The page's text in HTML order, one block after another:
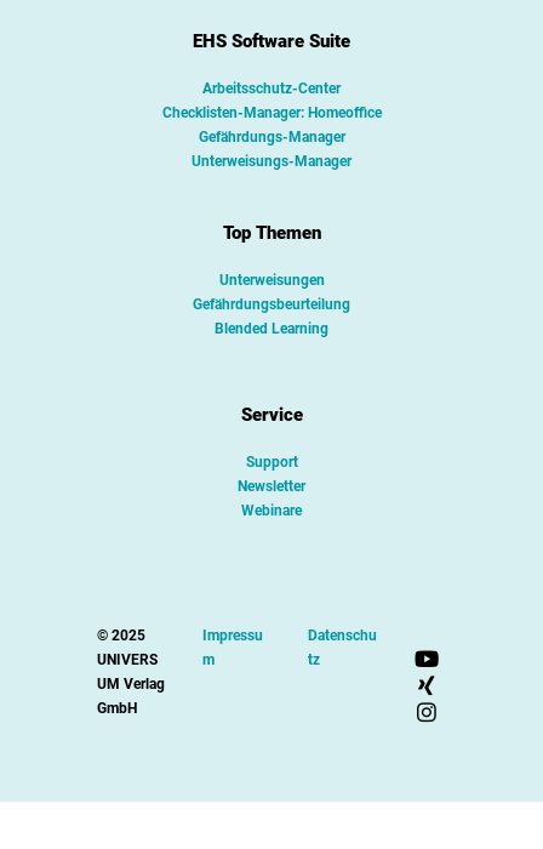
EHS Software Suite
Arbeitsschutz-Center
Checklisten-Manager: Homeoffice
Gefährdungs-Manager
Unterweisungs-Manager
Top Themen
Unterweisungen
Gefährdungsbeurteilung
Blended Learning
Service
Support
Newsletter
Webinare
© 2025
UNIVERS
UM Verlag
GmbH
Impressu
m
Datenschu
tz